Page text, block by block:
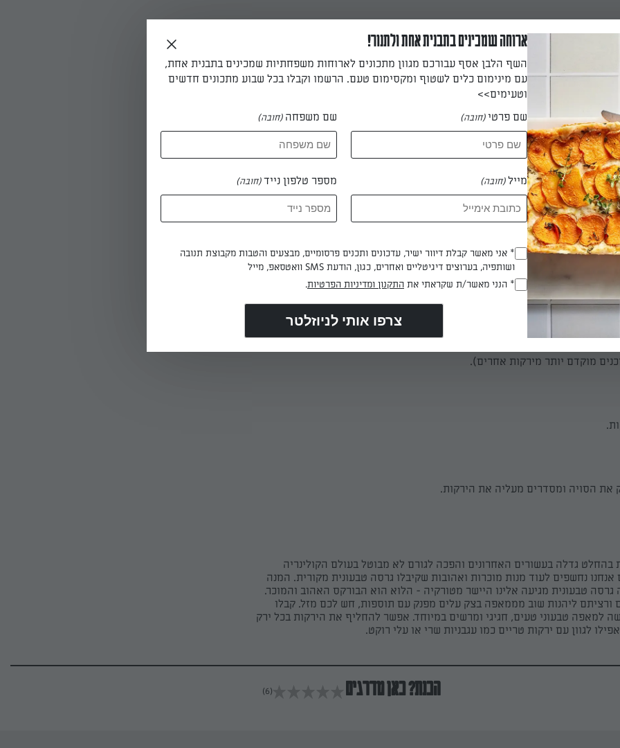
הבצק לקבלת ריבוע סימטרי. חורצים בתוך הבצק ריבוע מעט קטן יותר- בערך
חורצים עם סכין קו ישר. נזהרים לא לחתוך לחלוטין את הצלעות.
מברישים במעט שמן זית ומפזרים עליהן שומשום. בעזרת מזלג דוקרים את
דקות
מניחים את הירקות בתבנית, מפזרים מלח, פלפל שחור ושמן זית. אופים במשך
מוקדם יותר מירקות אחרים).
את הסויה ומסדרים מעליה את הירקות.
בהחלט גדלה בעשורים האחרונים והפכה לגורם לא מבוטל בעולם הקולינריה
אנחנו נחשפים לעוד מנות מוכרות ואהובות שקיבלו גרסה טבעונית מקורית. המנה
גרסה טבעונית מגיעה אלינו היישר מטורקיה - הלוא הוא הבורקס האהוב והמוכר.
ורציתם ליהנות שוב מממאפה בצק עלים מפנק עם תוספות, חש לכם מזל. קבלו
למאפה טבעוני טעים, חגיגי ומרשים במיוחד. אפשר להחליף את הירקות בכל ירק
לגוון עם ירקות טריים כמו עגבניות שרי או עלי רוקט.
הכנת? כאן מדרגים (6)
ארוחה שמכינים בתבנית אחת ולתנור!
השף הלבן אסף עבורכם מגוון מתכונים לארוחות משפחתיות שמכינים בתבנית אחת,
עם מינימום כלים לשטוף ומקסימום טעם. הרשמו וקבלו בכל שבוע מתכונים חדשים
וטעימים>>
שם פרטי(חובה) שם משפחה (חובה)
מייל(חובה) מספר טלפון נייד(חובה)
(חובה)
* אני מאשר קבלת דיוור ישיר, עדכונים ותכנים פרסומיים, מבצעים והטבות מקבוצת תנובה
ושותפיה, בערוצים דיגיטליים ואחרים, כגון, הודעת SMS וואטסאפ, מייל
(חובה)
* הנני מאשר/ת שקראתי את התקנון ומדיניות הפרטיות.